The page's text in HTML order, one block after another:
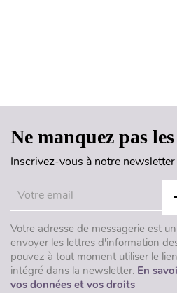
Ne manquez pas
Inscrivez-vous à notre newsletter
Votre adresse de messagerie est
envoyer les lettres d'information
pouvez à tout moment utiliser le
intégré dans la newsletter. En
vos données et vos droits